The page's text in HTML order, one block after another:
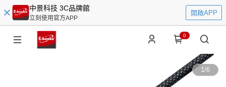
中景科技 3C品牌館
立刻使用官方APP
開啟APP
0
1/6